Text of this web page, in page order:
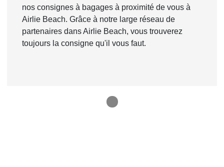
nos consignes à bagages à proximité de vous à
Airlie Beach. Grâce à notre large réseau de
partenaires dans Airlie Beach, vous trouverez
toujours la consigne qu'il vous faut.